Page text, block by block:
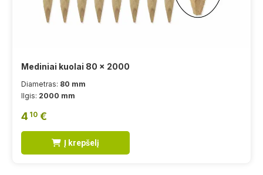
Mediniai kuolai 80 x 2000
Diametras: 80 mm
Ilgis: 2000 mm
4 10 €
Į krepšelį